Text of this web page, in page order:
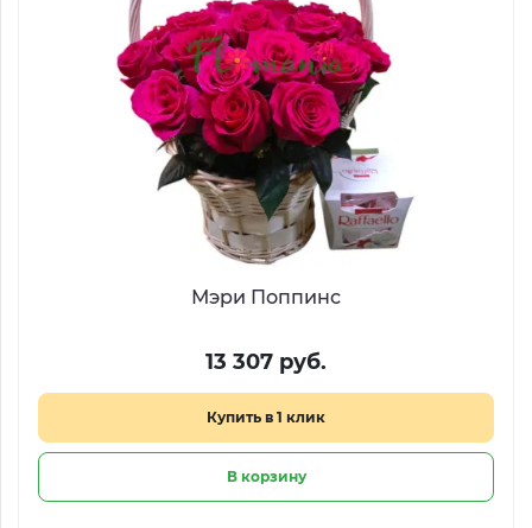
Мэри Поппинс
13 307 руб.
Купить в 1 клик
В корзину